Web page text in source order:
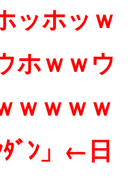
ッホッｗ
ホｗｗウ
ｗｗｗｗ
ﾞﾝ」←日